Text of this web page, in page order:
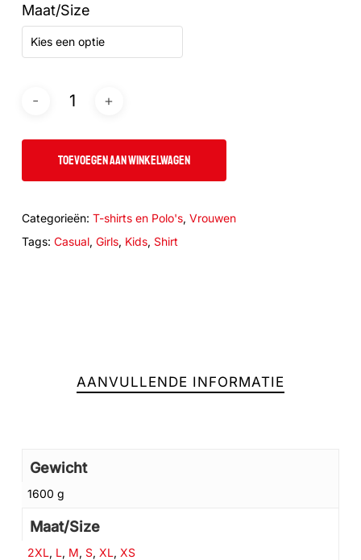
Maat/Size
Kies een optie
TOEVOEGEN AAN WINKELWAGEN
Categorieën: T-shirts en Polo's, Vrouwen
Tags: Casual, Girls, Kids, Shirt
AANVULLENDE INFORMATIE
Gewicht
1600 g
Maat/Size
2XL, L, M, S, XL, XS